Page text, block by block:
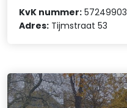
KvK nummer: 57249903
Adres: Tijmstraat 53